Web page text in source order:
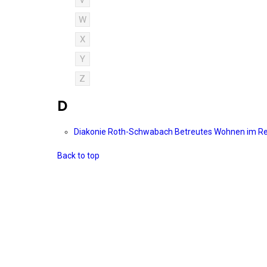
W
X
Y
Z
D
Diakonie Roth-Schwabach Betreutes Wohnen im
Back to top